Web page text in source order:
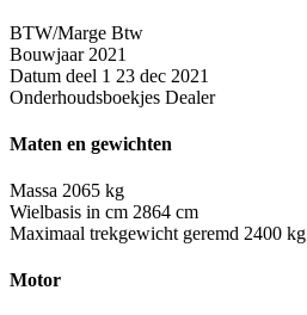
BTW/Marge Btw
Bouwjaar 2021
Datum deel 1 23 dec 2021
Onderhoudsboekjes Dealer
Maten en gewichten
Massa 2065 kg
Wielbasis in cm 2864 cm
Maximaal trekgewicht geremd 2400 kg
Motor